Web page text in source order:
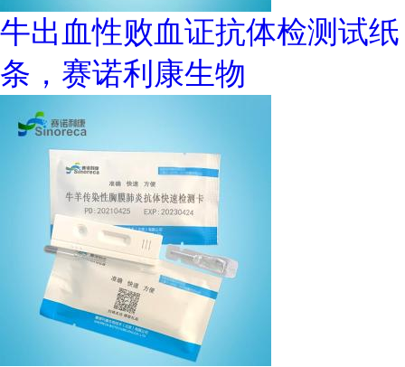
牛出血性败血证抗体检测试纸
条，赛诺利康生物